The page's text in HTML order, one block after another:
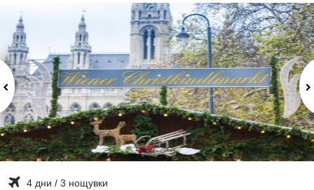
4 дни / 3 нощувки